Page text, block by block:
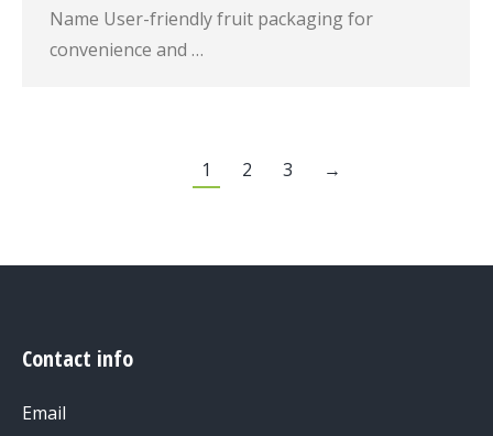
Name User-friendly fruit packaging for
convenience and …
1 2 3 →
Contact info
Email